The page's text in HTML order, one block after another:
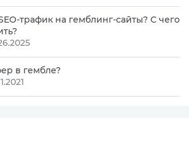
трафик на гемблинг-сайты? С чего
в гембле?